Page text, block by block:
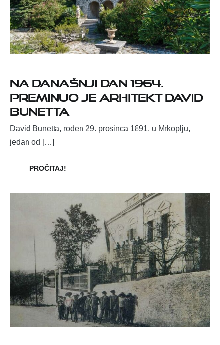
Na današnji dan 1964.
preminuo je arhitekt David
Bunetta
David Bunetta, rođen 29. prosinca 1891. u Mrkoplju,
jedan od […]
PROČITAJ!